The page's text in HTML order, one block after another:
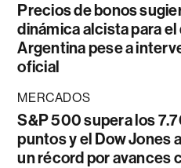
Precios de bonos
dinámica alcista para el
Argentina pese a
oficial
MERCADOS
S&P 500 supera los
puntos y el Dow Jones
un récord por avances